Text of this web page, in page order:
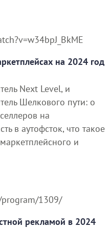
на 2024 год
Next Level, и
Шелкового пути: о
на
в аутофсток, что такое
и
1309/
рекламой в 2024